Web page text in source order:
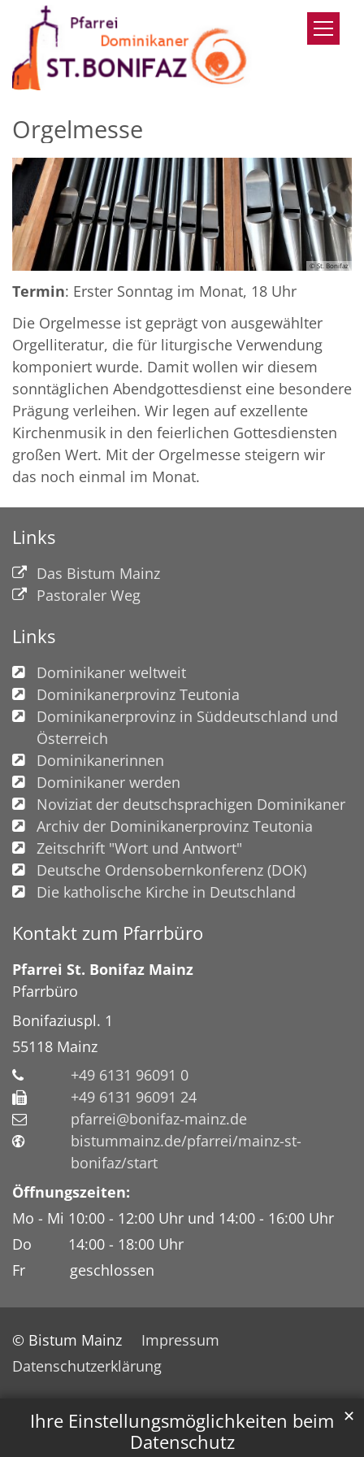
Ihre Einstellungsmöglichkeiten beim
Datenschutz
✕
Zum Inhalt springen
Orgelmesse
© St. Bonifaz
Termin: Erster Sonntag im Monat, 18 Uhr
Die Orgelmesse ist geprägt von ausgewählter
Orgelliteratur, die für liturgische Verwendung
komponiert wurde. Damit wollen wir diesem
sonntäglichen Abendgottesdienst eine besondere
Prägung verleihen. Wir legen auf exzellente
Kirchenmusik in den feierlichen Gottesdiensten
großen Wert. Mit der Orgelmesse steigern wir
das noch einmal im Monat.
Links
Das Bistum Mainz
Pastoraler Weg
Links
Dominikaner weltweit
Dominikanerprovinz Teutonia
Dominikanerprovinz in Süddeutschland und
Österreich
Dominikanerinnen
Dominikaner werden
Noviziat der deutschsprachigen Dominikaner
Archiv der Dominikanerprovinz Teutonia
Zeitschrift "Wort und Antwort"
Deutsche Ordensobernkonferenz (DOK)
Die katholische Kirche in Deutschland
Kontakt zum Pfarrbüro
Pfarrei St. Bonifaz Mainz
Pfarrbüro
Bonifaziuspl. 1
55118 Mainz
+49 6131 96091 0
+49 6131 96091 24
pfarrei@bonifaz-mainz.de
bistummainz.de/pfarrei/mainz-st-
bonifaz/start
Öffnungszeiten:
Mo - Mi 10:00 - 12:00 Uhr und 14:00 - 16:00 Uhr
Do 14:00 - 18:00 Uhr
Fr geschlossen
© Bistum Mainz
Impressum
Datenschutzerklärung